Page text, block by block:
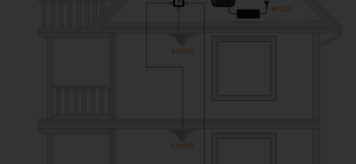
A741001
A741001
N93320